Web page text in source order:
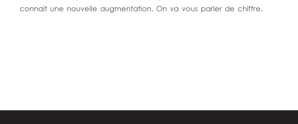
connait une nouvelle augmentation. On va vous parler de chiffre.